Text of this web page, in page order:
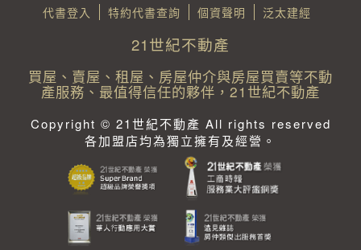
代書登入
特約代書查詢 個資聲明 泛太建經
21世紀不動產
買屋、賣屋、租屋、房屋仲介與房屋買賣等不動
產服務、最值得信任的夥伴，21世紀不動產
Copyright © 21世紀不動產 All rights reserved
各加盟店均為獨立擁有及經營。